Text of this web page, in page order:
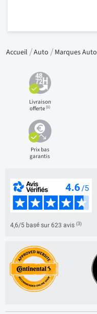
Accueil Auto Marques Auto
Livraison
offerte(1)
Prix bas
garantis
4,6/5 basé sur 623 avis (3)